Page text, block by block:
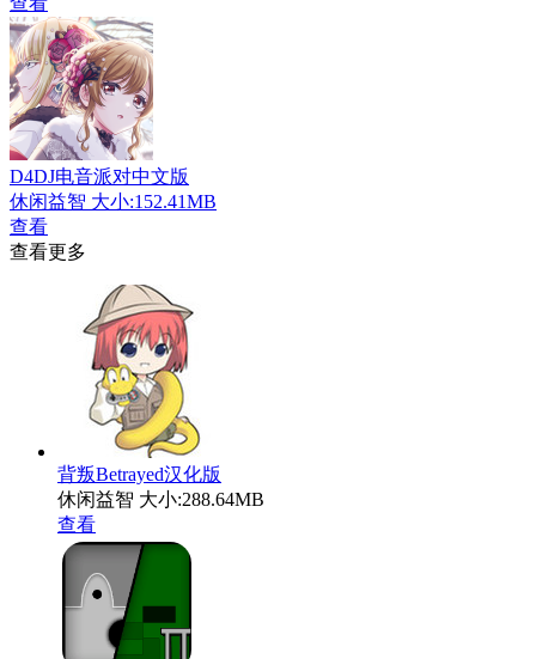
D4DJ电音派对中文版
休闲益智 大小:152.41MB
查看
查看更多
背叛Betrayed汉化版
休闲益智 大小:288.64MB
查看